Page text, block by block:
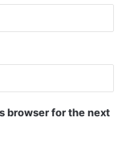
browser for the next